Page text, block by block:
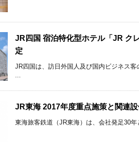
JR四国 宿泊特化型ホテル「JR ク
定
JR四国は、訪日外国人及び国内ビジネス
...
JR東海 2017年度重点施策と関連
東海旅客鉄道（JR東海）は、会社発足30